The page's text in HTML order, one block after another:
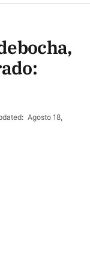
Agosto 18,